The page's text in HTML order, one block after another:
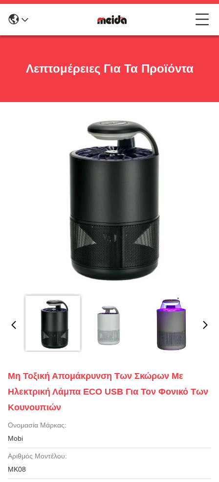
Λεπτομέρειες Για Τα Προϊόντα
Μη Τοξική Απομάκρυνση Των Σκώρων Με
Ηλεκτρική Λάμπα ECO USB Για Τον Φονικό Των
Κουνουπιών
Ονομασία Μάρκας:
Mobi
Αριθμός Μοντέλου:
MK08